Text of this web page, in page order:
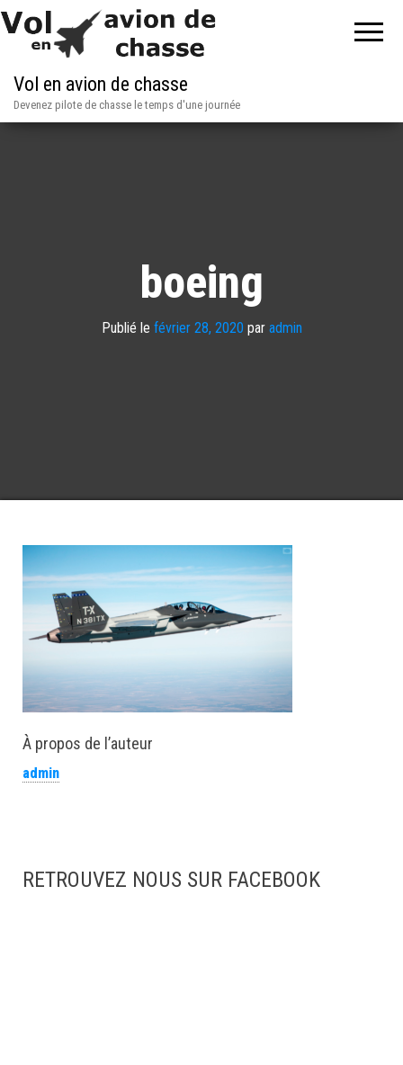
Vol en avion de chasse
Devenez pilote de chasse le temps d'une journée
boeing
Publié le février 28, 2020 par admin
À propos de l’auteur
admin
RETROUVEZ NOUS SUR FACEBOOK